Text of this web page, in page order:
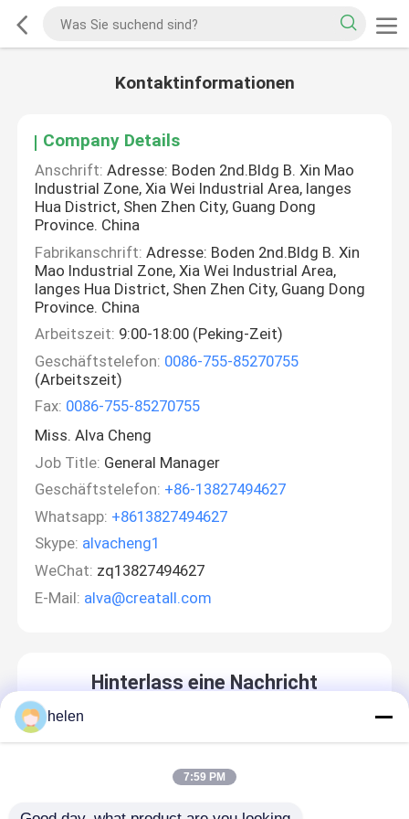
Kontaktinformationen
Company Details
Anschrift: Adresse: Boden 2nd.Bldg B. Xin Mao
Industrial Zone, Xia Wei Industrial Area, langes
Hua District, Shen Zhen City, Guang Dong
Province. China
Fabrikanschrift: Adresse: Boden 2nd.Bldg B. Xin
Mao Industrial Zone, Xia Wei Industrial Area,
langes Hua District, Shen Zhen City, Guang Dong
Province. China
Arbeitszeit: 9:00-18:00 (Peking-Zeit)
Geschäftstelefon: 0086-755-85270755
(Arbeitszeit)
Fax: 0086-755-85270755
Miss. Alva Cheng
Job Title: General Manager
Geschäftstelefon: +86-13827494627
Whatsapp: +8613827494627
Skype: alvacheng1
WeChat: zq13827494627
E-Mail: alva@creatall.com
Hinterlass eine Nachricht
helen
7:59 PM